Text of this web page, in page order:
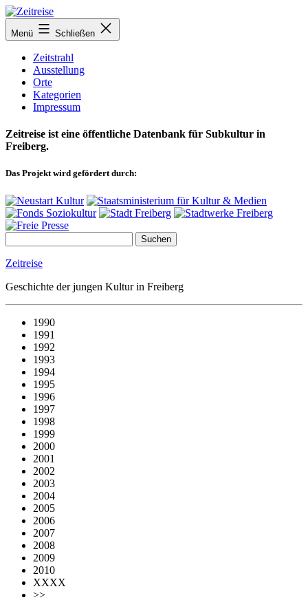
Zum
Inhalt
springen
Menü Schließen
Zeitstrahl
Ausstellung
Orte
Kategorien
Impressum
Zeitreise ist eine öffentliche Datenbank für Subkultur in
Freiberg.
Das Projekt wird gefördert durch:
Zeitreise
Geschichte der jungen Kultur in Freiberg
1990
1991
1992
1993
1994
1995
1996
1997
1998
1999
2000
2001
2002
2003
2004
2005
2006
2007
2008
2009
2010
XXXX
>>